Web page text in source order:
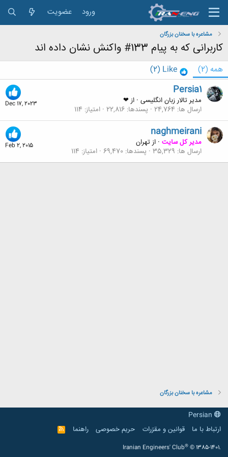
ورود عضویت
مشاعره با سخنان بزرگان
کاربرانی که به پیام 133# واکنش نشان داده اند
همه (2)
Like
(2)
Dec 17, 2023
Persia1
مدیر تالار زبان انگلیسی · از ❤
ارسال ها 24,764 پسندها 22,816 امتیاز 114
Feb 2, 2015
naghmeirani
مدیر کل سایت · ازتهران
ارسال ها 35,329 پسندها 69,470 امتیاز 114
مشاعره با سخنان بزرگان
ارتباط با ما
قوانین و مقرّرات حریم خصوصی راهنما
R
S
Iranian Engineers' Club® © 1385-1401.